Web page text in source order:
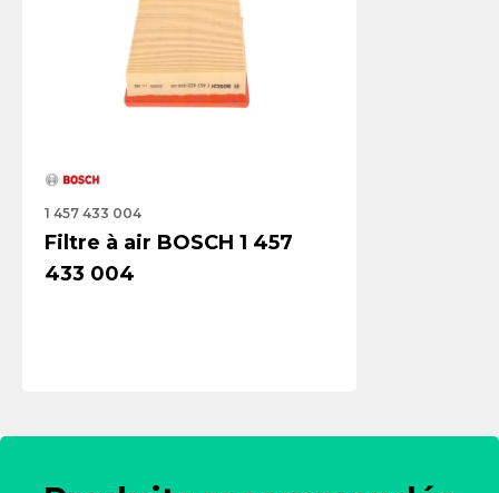
1 457 433 004
Filtre à air BOSCH 1 457
433 004